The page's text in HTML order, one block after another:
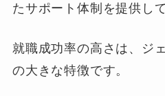
たサポート体制を提供し
就職成功率の高さは、ジ
の大きな特徴です。